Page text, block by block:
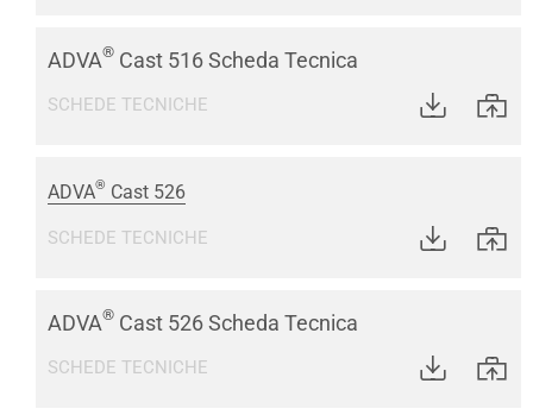
ADVA® Cast 516 Scheda Tecnica
SCHEDE TECNICHE
ADVA® Cast 526
SCHEDE TECNICHE
ADVA® Cast 526 Scheda Tecnica
SCHEDE TECNICHE